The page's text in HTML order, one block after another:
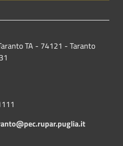
TA - 74121 - Taranto